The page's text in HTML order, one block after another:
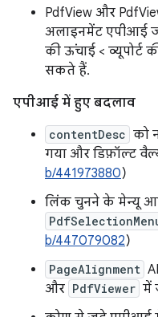
PdfView और
अलाइनमेंट एपीआई
की ऊंचाई < व्यूपोर्ट
सकते हैं.
एपीआई में हुए बदलाव
contentDesc को
गया और डिफ़ॉल्ट
b/441973880)
लिंक चुनने के मेन्यू
b/447079082)
PageAlignment
और PdfViewer में